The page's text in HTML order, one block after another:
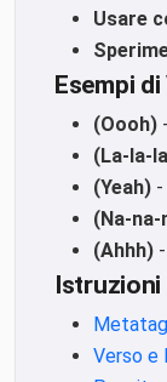
Usare
Esempi
(Oooh)
(La-la-
(Yeah)
(Na-na-
(Ahhh)
Istruzioni
Metatag
Verso e